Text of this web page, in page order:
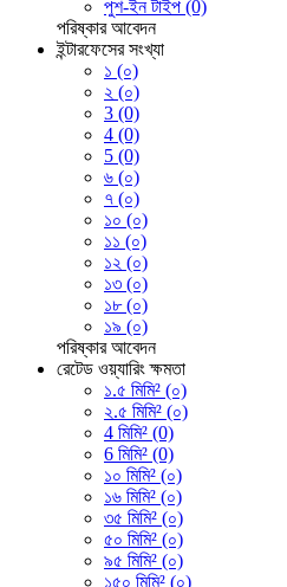
পুশ-ইন টাইপ (0)
পরিষ্কার আবেদন
ইন্টারফেসের সংখ্যা
১ (০)
২ (০)
3 (0)
4 (0)
5 (0)
৬ (০)
৭ (০)
১০ (০)
১১ (০)
১২ (০)
১৩ (০)
১৮ (০)
১৯ (০)
পরিষ্কার আবেদন
রেটেড ওয়্যারিং ক্ষমতা
১.৫ মিমি² (০)
২.৫ মিমি² (০)
4 মিমি² (0)
6 মিমি² (0)
১০ মিমি² (০)
১৬ মিমি² (০)
৩৫ মিমি² (০)
৫০ মিমি² (০)
৯৫ মিমি² (০)
১৫০ মিমি² (০)